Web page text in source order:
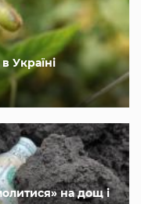
Україні
на дощ і